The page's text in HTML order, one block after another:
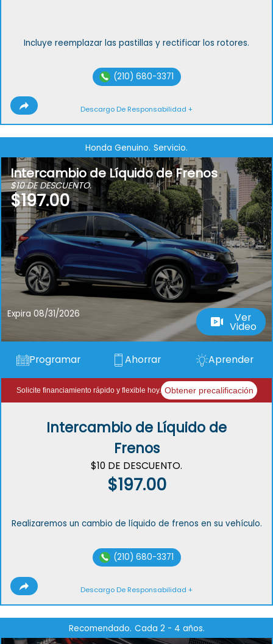
Incluye reemplazar las pastillas y rectificar los rotores.
(210) 680-3371
Descargo De Responsabilidad +
Honda Genuino. Servicio.
Intercambio de Líquido de Frenos
$10 DE DESCUENTO.
$197.00
Expira 08/31/2026 Ver
Video
Programar Ahorrar Aprender
Solicite financiamiento rápido y flexible hoy. Obtener precalificación
Intercambio de Líquido de
Frenos
$10 DE DESCUENTO.
$197.00
Realizaremos un cambio de líquido de frenos en su vehículo.
(210) 680-3371
Descargo De Responsabilidad +
Recomendado. Cada 2 - 4 años.